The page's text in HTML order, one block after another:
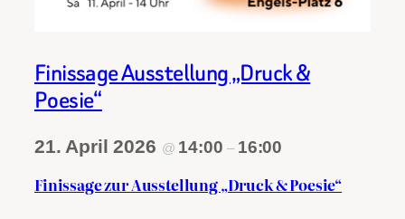
Finissage Ausstellung „Druck &
Poesie“
21. April 2026 @ 14:00– 16:00
Finissage zur Ausstellung „Druck & Poesie“